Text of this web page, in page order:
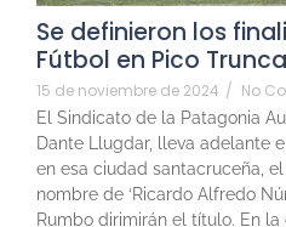
Se definieron los
Fútbol en Pico
15 de noviembre de 2024 / No
El Sindicato de la Patagonia
Dante Llugdar, lleva adelante
en esa ciudad santacruceña,
nombre de ‘Ricardo Alfredo
Rumbo dirimirán el título. En